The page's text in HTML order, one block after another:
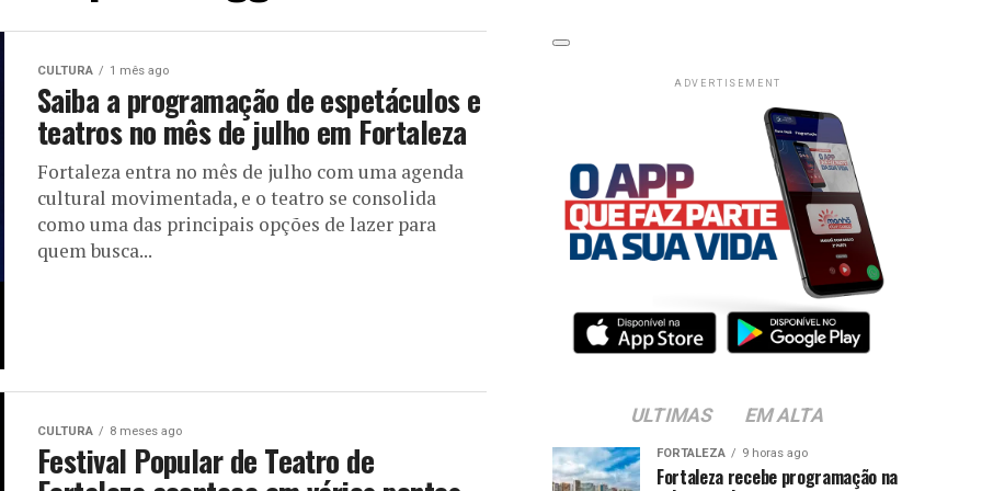
CULTURA 1 mês ago
Saiba a programação de espetáculos e
teatros no mês de julho em Fortaleza
Fortaleza entra no mês de julho com uma agenda
cultural movimentada, e o teatro se consolida
como uma das principais opções de lazer para
quem busca...
CULTURA 8 meses ago
Festival Popular de Teatro de
ADVERTISEMENT
ULTIMAS EM ALTA
FORTALEZA 9 horas ago
Fortaleza recebe programação na